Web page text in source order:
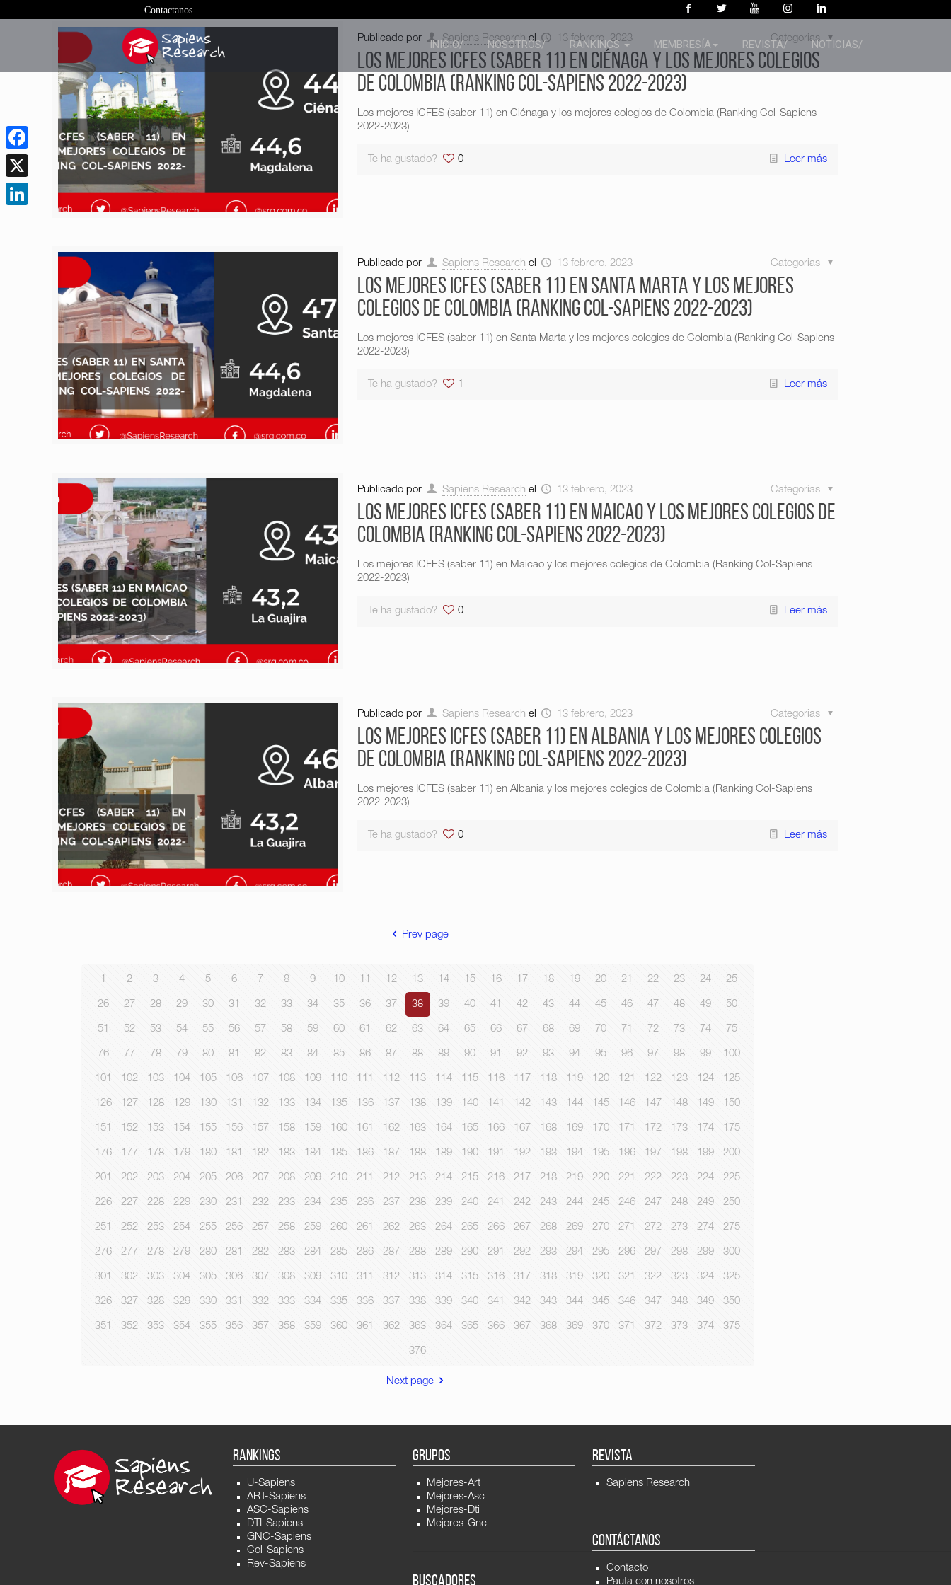
Contactanos
INICIO/ NOSOTROS/ RANKINGS MEMBRESÍA REVISTA/ NOTICIAS/
Publicado por Sapiens Research el 13 febrero, 2023 Categorias
Los mejores ICFES (saber 11) en Ciénaga y los mejores colegios
de Colombia (Ranking Col-Sapiens 2022-2023)
Los mejores ICFES (saber 11) en Ciénaga y los mejores colegios de Colombia (Ranking Col-Sapiens
2022-2023)
Te ha gustado? 0 Leer más
Publicado por Sapiens Research el 13 febrero, 2023 Categorias
Los mejores ICFES (saber 11) en Santa Marta y los mejores
colegios de Colombia (Ranking Col-Sapiens 2022-2023)
Los mejores ICFES (saber 11) en Santa Marta y los mejores colegios de Colombia (Ranking Col-Sapiens
2022-2023)
Te ha gustado? 1 Leer más
Publicado por Sapiens Research el 13 febrero, 2023 Categorias
Los mejores ICFES (saber 11) en Maicao y los mejores colegios de
Colombia (Ranking Col-Sapiens 2022-2023)
Los mejores ICFES (saber 11) en Maicao y los mejores colegios de Colombia (Ranking Col-Sapiens
2022-2023)
Te ha gustado? 0 Leer más
Publicado por Sapiens Research el 13 febrero, 2023 Categorias
Los mejores ICFES (saber 11) en Albania y los mejores colegios
de Colombia (Ranking Col-Sapiens 2022-2023)
Los mejores ICFES (saber 11) en Albania y los mejores colegios de Colombia (Ranking Col-Sapiens
2022-2023)
Te ha gustado? 0 Leer más
Prev page
1 2 3 4 5 6 7 8 9 10 11 12 13 14 15 16 17 18 19 20 21 22 23 24 25
26 27 28 29 30 31 32 33 34 35 36 37 38 39 40 41 42 43 44 45 46 47 48 49 50
51 52 53 54 55 56 57 58 59 60 61 62 63 64 65 66 67 68 69 70 71 72 73 74 75
76 77 78 79 80 81 82 83 84 85 86 87 88 89 90 91 92 93 94 95 96 97 98 99 100
101 102 103 104 105 106 107 108 109 110 111 112 113 114 115 116 117 118 119 120 121 122 123 124 125
126 127 128 129 130 131 132 133 134 135 136 137 138 139 140 141 142 143 144 145 146 147 148 149 150
151 152 153 154 155 156 157 158 159 160 161 162 163 164 165 166 167 168 169 170 171 172 173 174 175
176 177 178 179 180 181 182 183 184 185 186 187 188 189 190 191 192 193 194 195 196 197 198 199 200
201 202 203 204 205 206 207 208 209 210 211 212 213 214 215 216 217 218 219 220 221 222 223 224 225
226 227 228 229 230 231 232 233 234 235 236 237 238 239 240 241 242 243 244 245 246 247 248 249 250
251 252 253 254 255 256 257 258 259 260 261 262 263 264 265 266 267 268 269 270 271 272 273 274 275
276 277 278 279 280 281 282 283 284 285 286 287 288 289 290 291 292 293 294 295 296 297 298 299 300
301 302 303 304 305 306 307 308 309 310 311 312 313 314 315 316 317 318 319 320 321 322 323 324 325
326 327 328 329 330 331 332 333 334 335 336 337 338 339 340 341 342 343 344 345 346 347 348 349 350
351 352 353 354 355 356 357 358 359 360 361 362 363 364 365 366 367 368 369 370 371 372 373 374 375
376
Next page
RANKINGS
U-Sapiens
ART-Sapiens
ASC-Sapiens
DTI-Sapiens
GNC-Sapiens
Col-Sapiens
Rev-Sapiens
GRUPOS
Mejores-Art
Mejores-Asc
Mejores-Dti
Mejores-Gnc
REVISTA
Sapiens Research
CONTÁCTANOS
Contacto
Pauta con nosotros
Facebook
X